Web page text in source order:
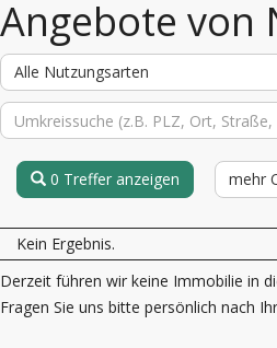
Angebote von
Alle Nutzungsarten
0 Treffer anzeigen mehr
Kein Ergebnis.
Derzeit führen wir keine Immobilie in
Fragen Sie uns bitte persönlich nach